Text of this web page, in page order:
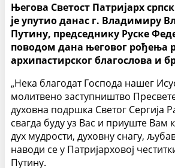
Његова Светост Патријарх
је упутио данас г. Владимиру
Путину, председнику Руске
поводом дана његовог рођења
архипастирског благослова и
„Нека благодат Господа нашег
молитвено заступништво
духовна подршка Светог Сергија
свагда буду уз Вас и приуште Вам
дух мудрости, духовну снагу,
наводи се у Патријарховој
Путину.